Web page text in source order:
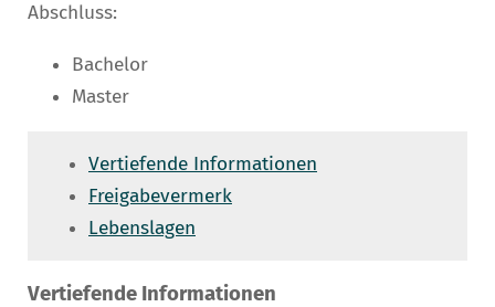
Abschluss:
Bachelor
Master
Vertiefende Informationen
Freigabevermerk
Lebenslagen
Vertiefende Informationen